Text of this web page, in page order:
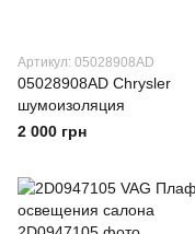
Артикул: 05028908AD
05028908AD Chrysler
шумоизоляция
2 000 грн